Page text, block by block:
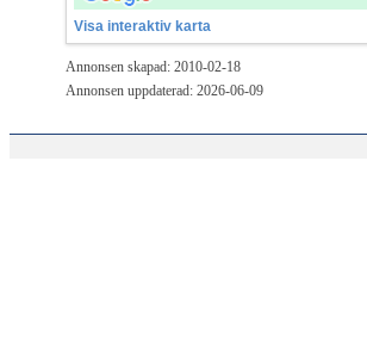
Visa interaktiv karta
Annonsen skapad: 2010-02-18
Annonsen uppdaterad: 2026-06-09